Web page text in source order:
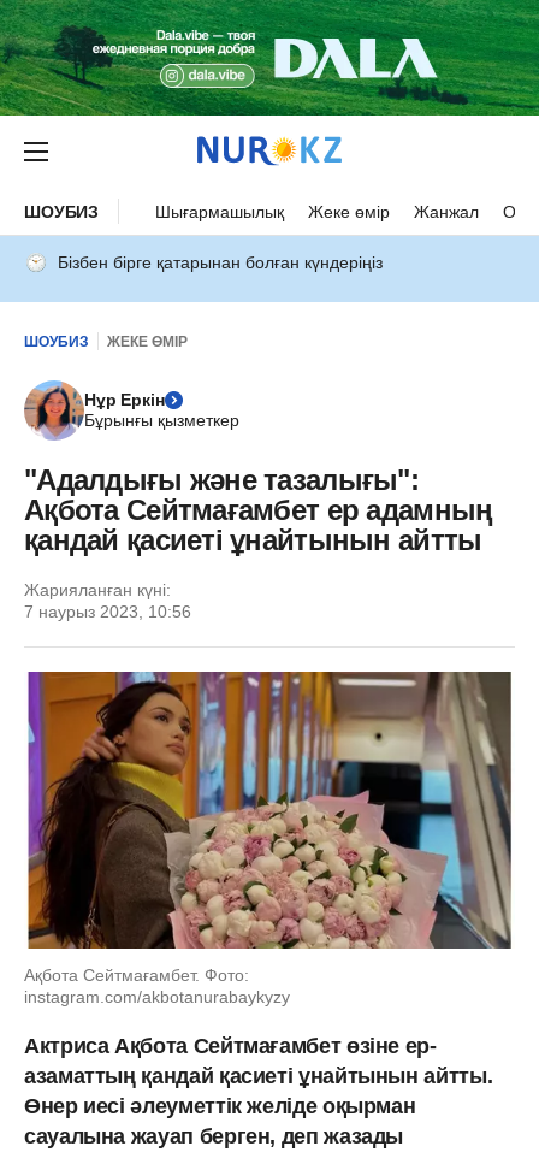
ШОУБИЗ Шығармашылық Жеке өмір Жанжал
Бізбен бірге қатарынан болған күндеріңіз
ШОУБИЗ ЖЕКЕ ӨМІР
Нұр Еркін
Бұрынғы қызметкер
"Адалдығы және тазалығы":
Ақбота Сейтмағамбет ер адамның
қандай қасиеті ұнайтынын айтты
Жарияланған күні:
7 наурыз 2023, 10:56
Ақбота Сейтмағамбет. Фото:
instagram.com/akbotanurabaykyzy
Актриса Ақбота Сейтмағамбет өзіне ер-
азаматтың қандай қасиеті ұнайтынын айтты.
Өнер иесі әлеуметтік желіде оқырман
сауалына жауап берген, деп жазады